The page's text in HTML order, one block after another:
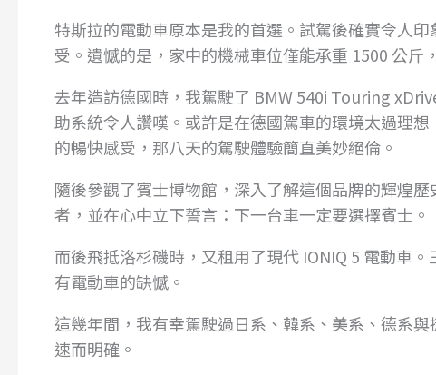
特斯拉的電動車原本是我的首選。試駕後確實令人
受。遺憾的是，家中的機械車位僅能承重 1500 公斤
去年造訪德國時，我駕駛了 BMW 540i Touring
助系統令人讚嘆。或許是在德國駕車的環境太過理
的暢快感受，那八天的駕駛體驗簡直美妙絕倫。
隨後參觀了賓士博物館，深入了解這個品牌的輝煌
者，並在心中立下誓言：下一台車一定要選擇賓士。
而後飛抵洛杉磯時，又租用了現代 IONIQ 5 電動車
有電動車的缺憾。
這幾年間，我有幸駕駛過日系、韓系、美系、德系
速而明確。